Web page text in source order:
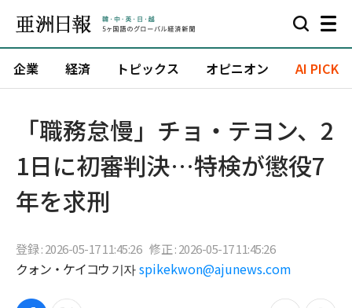
企業 経済 トピックス オピニオン AI PICK
「職務怠慢」チョ・テヨン、2
1日に初審判決…特検が懲役7
年を求刑
登録 : 2026-05-17 11:45:26 修正 : 2026-05-17 11:45:26
クォン・ケイコウ 기자 spikekwon@ajunews.com